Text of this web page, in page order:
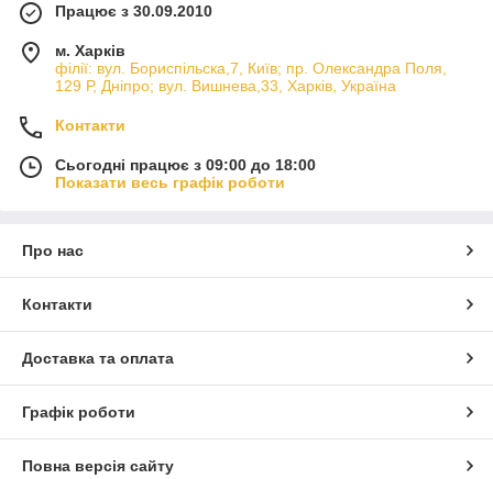
Працює з 30.09.2010
м. Харків
філії: вул. Бориcпільска,7, Київ; пр. Олександра Поля,
129 Р, Дніпро; вул. Вишнева,33, Харків, Україна
Контакти
Сьогодні працює з 09:00 до 18:00
Показати весь графік роботи
Про нас
Контакти
Доставка та оплата
Графік роботи
Повна версія сайту